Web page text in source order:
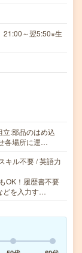
21:00～翌5:50※生
立:部品のはめ込
各場所に運…
キル不要 / 英語力
OK！履歴書不要
どを入力す…